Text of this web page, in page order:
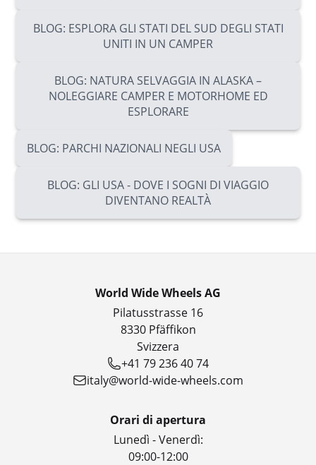
BLOG: ESPLORA GLI STATI DEL SUD DEGLI STATI
UNITI IN UN CAMPER
BLOG: NATURA SELVAGGIA IN ALASKA –
NOLEGGIARE CAMPER E MOTORHOME ED
ESPLORARE
BLOG: PARCHI NAZIONALI NEGLI USA
BLOG: GLI USA - DOVE I SOGNI DI VIAGGIO
DIVENTANO REALTÀ
World Wide Wheels AG
Pilatusstrasse 16
8330 Pfäffikon
Svizzera
+41 79 236 40 74
italy@world-wide-wheels.com
Orari di apertura
Lunedì - Venerdì:
09:00-12:00